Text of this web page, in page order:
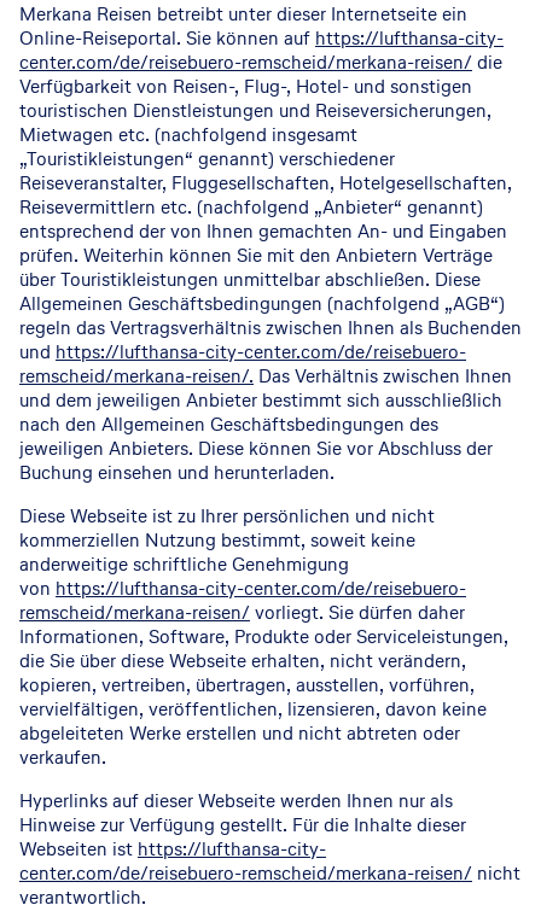
Merkana Reisen betreibt unter dieser Internetseite ein
Online-Reiseportal. Sie können auf https://lufthansa-city-
center.com/de/reisebuero-remscheid/merkana-reisen/ die
Verfügbarkeit von Reisen-, Flug-, Hotel- und sonstigen
touristischen Dienstleistungen und Reiseversicherungen,
Mietwagen etc. (nachfolgend insgesamt
„Touristikleistungen“ genannt) verschiedener
Reiseveranstalter, Fluggesellschaften, Hotelgesellschaften,
Reisevermittlern etc. (nachfolgend „Anbieter“ genannt)
entsprechend der von Ihnen gemachten An- und Eingaben
prüfen. Weiterhin können Sie mit den Anbietern Verträge
über Touristikleistungen unmittelbar abschließen. Diese
Allgemeinen Geschäftsbedingungen (nachfolgend „AGB“)
regeln das Vertragsverhältnis zwischen Ihnen als Buchenden
und https://lufthansa-city-center.com/de/reisebuero-
remscheid/merkana-reisen/. Das Verhältnis zwischen Ihnen
und dem jeweiligen Anbieter bestimmt sich ausschließlich
nach den Allgemeinen Geschäftsbedingungen des
jeweiligen Anbieters. Diese können Sie vor Abschluss der
Buchung einsehen und herunterladen.
Diese Webseite ist zu Ihrer persönlichen und nicht
kommerziellen Nutzung bestimmt, soweit keine
anderweitige schriftliche Genehmigung
von https://lufthansa-city-center.com/de/reisebuero-
remscheid/merkana-reisen/ vorliegt. Sie dürfen daher
Informationen, Software, Produkte oder Serviceleistungen,
die Sie über diese Webseite erhalten, nicht verändern,
kopieren, vertreiben, übertragen, ausstellen, vorführen,
vervielfältigen, veröffentlichen, lizensieren, davon keine
abgeleiteten Werke erstellen und nicht abtreten oder
verkaufen.
Hyperlinks auf dieser Webseite werden Ihnen nur als
Hinweise zur Verfügung gestellt. Für die Inhalte dieser
Webseiten ist https://lufthansa-city-
center.com/de/reisebuero-remscheid/merkana-reisen/ nicht
verantwortlich.